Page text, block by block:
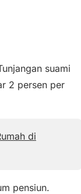
suami
2 persen per
di
pensiun.